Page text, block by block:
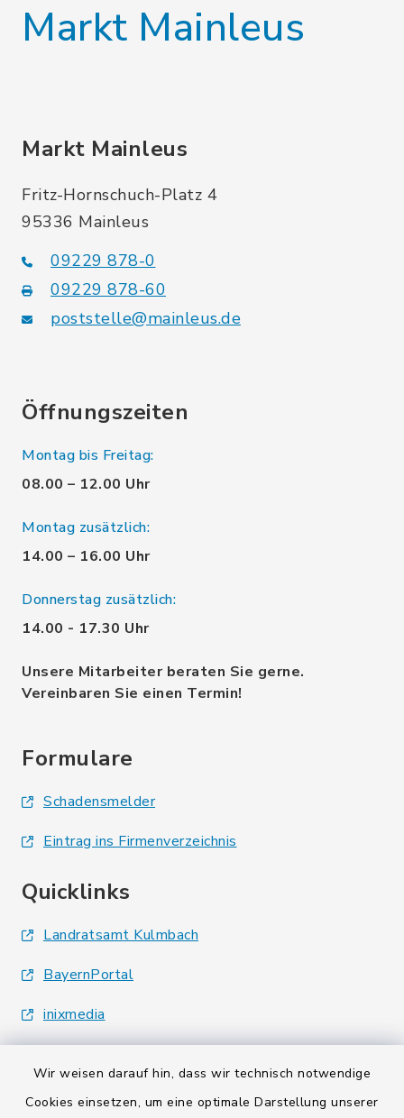
Wir weisen darauf hin, dass wir technisch notwendige
Cookies einsetzen, um eine optimale Darstellung unserer
Markt Mainleus
Markt Mainleus
Fritz-Hornschuch-Platz 4
95336 Mainleus
09229 878-0
09229 878-60
poststelle@mainleus.de
Öffnungszeiten
Montag bis Freitag:
08.00 – 12.00 Uhr
Montag zusätzlich:
14.00 – 16.00 Uhr
Donnerstag zusätzlich:
14.00 - 17.30 Uhr
Unsere Mitarbeiter beraten Sie gerne.
Vereinbaren Sie einen Termin!
Formulare
Schadensmelder
Eintrag ins Firmenverzeichnis
Quicklinks
Landratsamt Kulmbach
BayernPortal
inixmedia